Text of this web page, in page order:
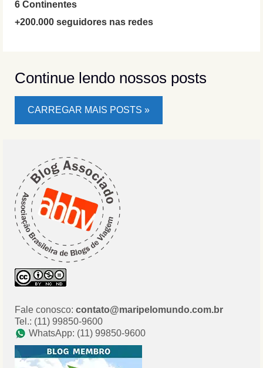
6 Continentes
+200.000 seguidores nas redes
Continue lendo nossos posts
CARREGAR MAIS POSTS »
Fale conosco: contato@maripelomundo.com.br
Tel.: (11) 99850-9600
WhatsApp: (11) 99850-9600